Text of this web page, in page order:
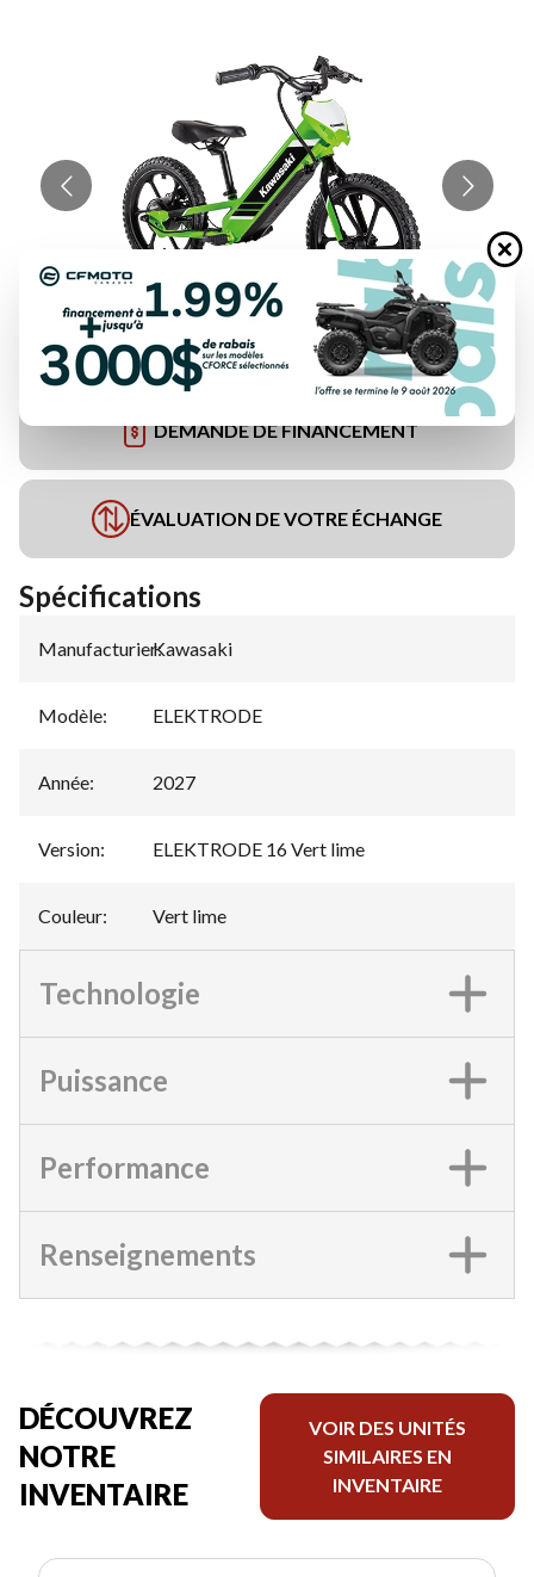
DEMANDE DE FINANCEMENT
ÉVALUATION DE VOTRE ÉCHANGE
Spécifications
Manufacturier:
Kawasaki
Modèle: ELEKTRODE
Année: 2027
Version: ELEKTRODE 16 Vert lime
Couleur: Vert lime
Technologie
Puissance
Performance
Renseignements
DÉCOUVREZ
NOTRE
INVENTAIRE
VOIR DES UNITÉS
SIMILAIRES EN
INVENTAIRE